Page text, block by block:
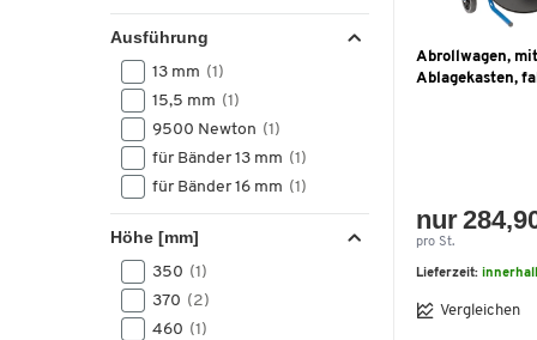
Ausführung
13 mm (1)
15,5 mm (1)
9500 Newton (1)
für Bänder 13 mm (1)
für Bänder 16 mm (1)
Höhe [mm]
350 (1)
370 (2)
460 (1)
Abrollwagen, mit
Ablagekasten,
nur
pro St.
Lieferzeit:
Vergleichen